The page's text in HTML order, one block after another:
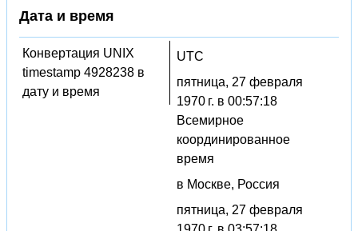
Дата и время
Конвертация UNIX
timestamp 4928238 в
дату и время
UTC
пятница, 27 февраля
1970 г. в 00:57:18
Всемирное
координированное
время
в Москве, Россия
пятница, 27 февраля